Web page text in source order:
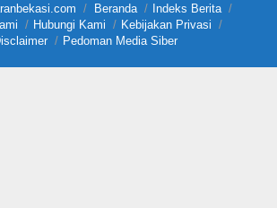
Beranda
Indeks Berita
Hubungi Kami
Kebijakan Privasi
Pedoman Media Siber